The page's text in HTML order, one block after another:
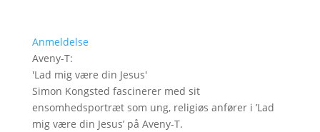
Anmeldelse
Aveny-T:
'Lad mig være din Jesus'
Simon Kongsted fascinerer med sit
ensomhedsportræt som ung, religiøs anfører i ’Lad
mig være din Jesus’ på Aveny-T.